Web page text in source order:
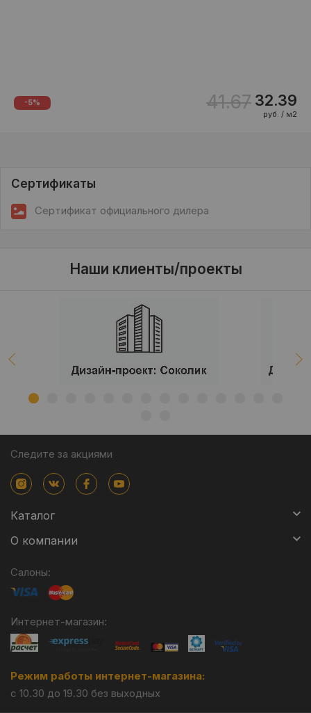
-5% 41.67 32.39
руб. / м2
Сертификаты
Сертификат официального дилера
Наши клиенты/проекты
Следите за акциями
Каталог
О компании
Салоны:
Интернет-магазин:
Режим работы интернет-магазина:
с 10.30 до 19.30 без выходных